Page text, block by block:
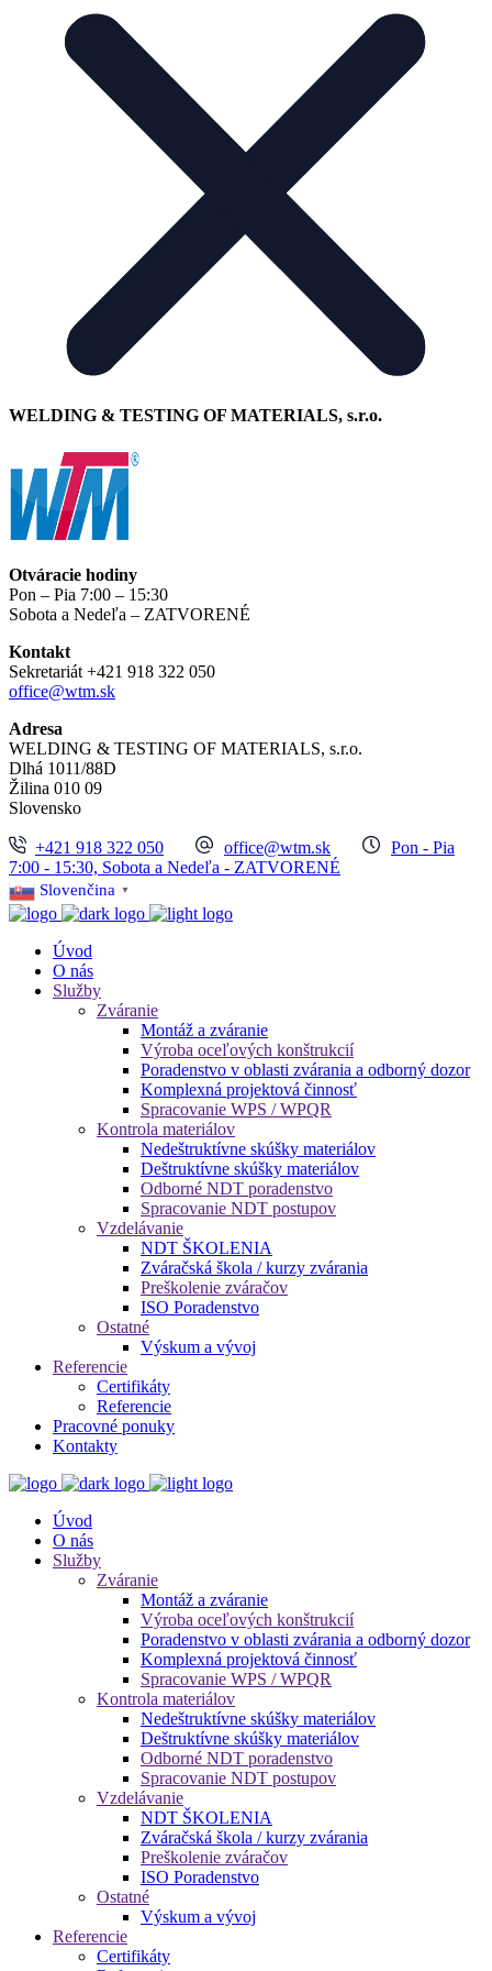
WELDING & TESTING OF MATERIALS, s.r.o.
Otváracie hodiny
Pon – Pia 7:00 – 15:30
Sobota a Nedeľa – ZATVORENÉ
Kontakt
Sekretariát +421 918 322 050
office@wtm.sk
Adresa
WELDING & TESTING OF MATERIALS, s.r.o.
Dlhá 1011/88D
Žilina 010 09
Slovensko
+421 918 322 050 office@wtm.sk
Pon - Pia
7:00 - 15:30, Sobota a Nedeľa - ZATVORENÉ
Slovenčina ▼
Úvod
O nás
Služby
Zváranie
Montáž a zváranie
Výroba oceľových konštrukcií
Poradenstvo v oblasti zvárania a odborný dozor
Komplexná projektová činnosť
Spracovanie WPS / WPQR
Kontrola materiálov
Nedeštruktívne skúšky materiálov
Deštruktívne skúšky materiálov
Odborné NDT poradenstvo
Spracovanie NDT postupov
Vzdelávanie
NDT ŠKOLENIA
Zváračská škola / kurzy zvárania
Preškolenie zváračov
ISO Poradenstvo
Ostatné
Výskum a vývoj
Referencie
Certifikáty
Referencie
Pracovné ponuky
Kontakty
Úvod
O nás
Služby
Zváranie
Montáž a zváranie
Výroba oceľových konštrukcií
Poradenstvo v oblasti zvárania a odborný dozor
Komplexná projektová činnosť
Spracovanie WPS / WPQR
Kontrola materiálov
Nedeštruktívne skúšky materiálov
Deštruktívne skúšky materiálov
Odborné NDT poradenstvo
Spracovanie NDT postupov
Vzdelávanie
NDT ŠKOLENIA
Zváračská škola / kurzy zvárania
Preškolenie zváračov
ISO Poradenstvo
Ostatné
Výskum a vývoj
Referencie
Certifikáty